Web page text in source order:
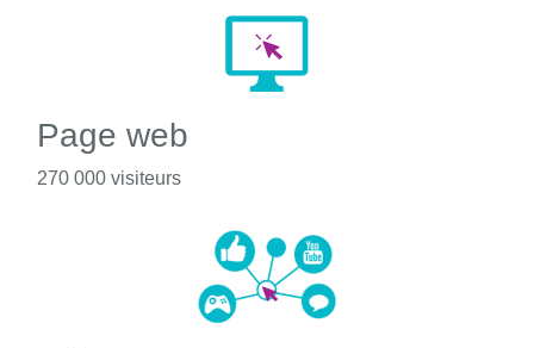
Page web
270 000 visiteurs